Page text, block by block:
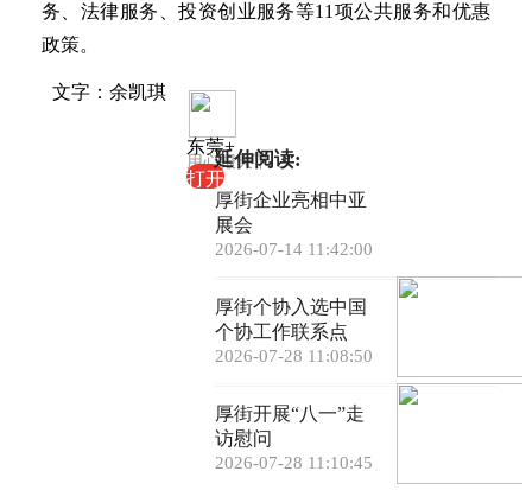
务、法律服务、投资创业服务等11项公共服务和优惠
政策。
文字：余凯琪
东莞+
用心报天下
打开
延伸阅读:
厚街企业亮相中亚
展会
2026-07-14 11:42:00
厚街个协入选中国
个协工作联系点
2026-07-28 11:08:50
厚街开展“八一”走
访慰问
2026-07-28 11:10:45